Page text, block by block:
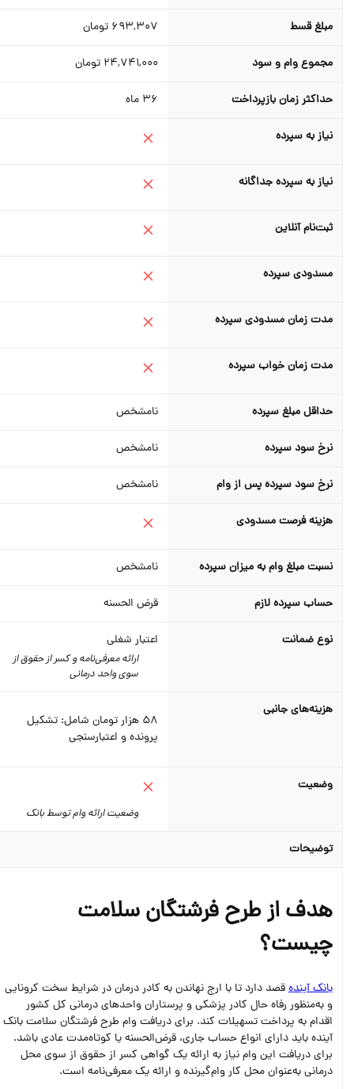
مبلغ قسط 693,307تومان
مجموع وام و سود 24,741,000تومان
حداکثر زمان بازپرداخت ماه
نیاز به سپرده
نیاز به سپرده جداگانه
ثبت‌نام آنلاین
مسدودی سپرده
مدت زمان مسدودی سپرده
مدت زمان خواب سپرده
حداقل مبلغ سپرده نامشخص
نرخ سود سپرده نامشخص
نرخ سود سپرده پس از وام نامشخص
هزینه فرصت مسدودی
نسبت مبلغ وام به میزان سپرده نامشخص
حساب سپرده لازم قرض الحسنه
نوع ضمانت اعتبار شغلی
ارائه معرفی‌نامه و کسر از حقوق از
سوی واحد درمانی
هزینه‌های جانبی
58 هزار تومان شامل: تشکیل
پرونده و اعتبارسنجی
وضعیت
وضعیت ارائه وام توسط بانک
توضیحات
هدف از طرح فرشتگان سلامت
چیست؟
بانک آیندهقصد دارد تا با ارج نهاندن به کادر درمان در شرایط سخت کرونایی
و به‌منظور رفاه حال کادر پزشکی و پرستاران واحدهای درمانی کل کشور
اقدام به پرداخت تسهیلات کند. برای دریافت وام طرح فرشتگان سلامت بانک
آینده باید دارای انواع حساب جاری، قرض‌الحسنه یا کوتاه‌مدت عادی باشد.
برای دریافت این وام نیاز به ارائه یک گواهی کسر از حقوق از سوی محل
درمانی به‌عنوان محل کار وام‌گیرنده و ارائه یک معرفی‌نامه است.